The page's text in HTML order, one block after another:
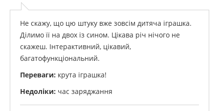
Не скажу, що цю штуку вже зовсім дитяча іграшка.
Ділимо її на двох із сином. Цікава річ нічого не
скажеш. Інтерактивний, цікавий,
багатофункціональний.
Переваги: ​​крута іграшка!
Недоліки: час заряджання